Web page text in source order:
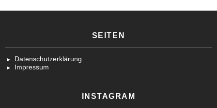
SEITEN
Datenschutzerklärung
Impressum
INSTAGRAM